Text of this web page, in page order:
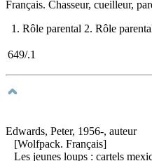
Français. Chasseur, cueilleur,
1. Rôle parental 2. Rôle
649/.1
Edwards, Peter, 1956-, auteur
[Wolfpack. Français]
Les jeunes loups : cartels